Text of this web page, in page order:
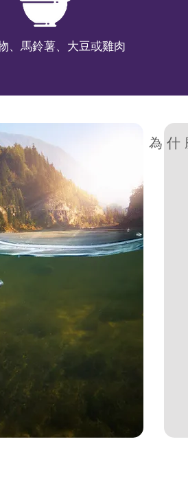
、馬鈴薯、大豆或雞肉
為什